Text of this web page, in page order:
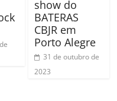
show do
BATERAS
CBJR em
Porto Alegre
31 de outubro de
2023